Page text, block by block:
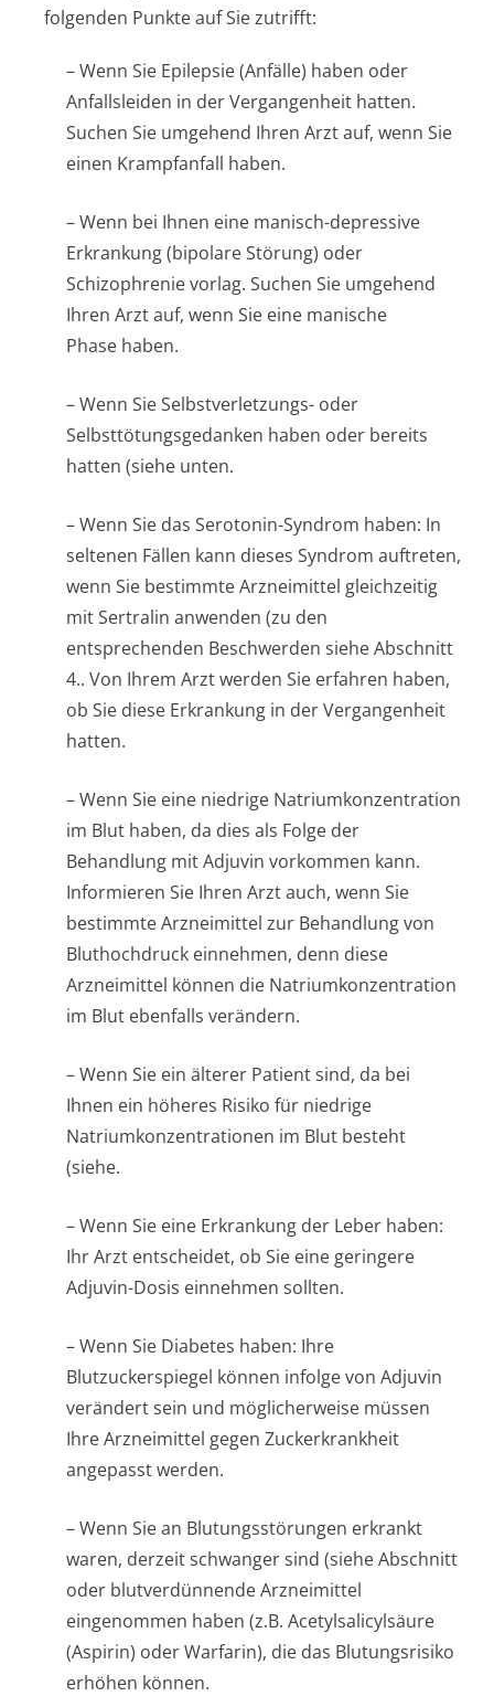
folgenden Punkte auf Sie zutrifft:
– Wenn Sie Epilepsie (Anfälle) haben oder
Anfallsleiden in der Vergangenheit hatten.
Suchen Sie umgehend Ihren Arzt auf, wenn Sie
einen Krampfanfall haben.
– Wenn bei Ihnen eine manisch-depressive
Erkrankung (bipolare Störung) oder
Schizophrenie vorlag. Suchen Sie umgehend
Ihren Arzt auf, wenn Sie eine manische
Phase haben.
– Wenn Sie Selbstverletzungs- oder
Selbsttötungsge­danken haben oder bereits
hatten (siehe unten.
– Wenn Sie das Serotonin-Syndrom haben: In
seltenen Fällen kann dieses Syndrom auftreten,
wenn Sie bestimmte Arzneimittel gleichzeitig
mit Sertralin anwenden (zu den
entsprechenden Beschwerden siehe Abschnitt
4.. Von Ihrem Arzt werden Sie erfahren haben,
ob Sie diese Erkrankung in der Vergangenheit
hatten.
– Wenn Sie eine niedrige Natriumkonzen­tration
im Blut haben, da dies als Folge der
Behandlung mit Adjuvin vorkommen kann.
Informieren Sie Ihren Arzt auch, wenn Sie
bestimmte Arzneimittel zur Behandlung von
Bluthochdruck einnehmen, denn diese
Arzneimittel können die Natriumkonzen­tration
im Blut ebenfalls verändern.
– Wenn Sie ein älterer Patient sind, da bei
Ihnen ein höheres Risiko für niedrige
Natriumkonzen­trationen im Blut besteht
(siehe.
– Wenn Sie eine Erkrankung der Leber haben:
Ihr Arzt entscheidet, ob Sie eine geringere
Adjuvin-Dosis einnehmen sollten.
– Wenn Sie Diabetes haben: Ihre
Blutzuckerspiegel können infolge von Adjuvin
verändert sein und möglicherweise müssen
Ihre Arzneimittel gegen Zuckerkrankheit
angepasst werden.
– Wenn Sie an Blutungsstörungen erkrankt
waren, derzeit schwanger sind (siehe Abschnitt
oder blutverdünnende Arzneimittel
eingenommen haben (z.B. Acetylsalicylsäure
(Aspirin) oder Warfarin), die das Blutungsrisiko
erhöhen können.